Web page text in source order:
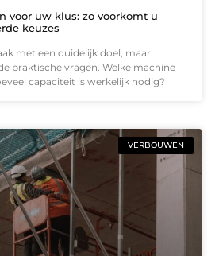
voor uw klus: zo voorkomt u
keuzes
met een duidelijk doel, maar
praktische vragen. Welke machine
capaciteit is werkelijk nodig?
VERBOUWEN